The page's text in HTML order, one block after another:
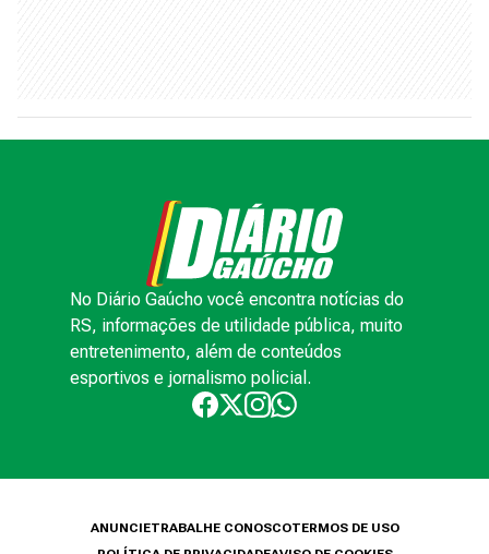
No Diário Gaúcho você encontra notícias do
RS, informações de utilidade pública, muito
entretenimento, além de conteúdos
esportivos e jornalismo policial.
ANUNCIETRABALHE CONOSCOTERMOS DE USO